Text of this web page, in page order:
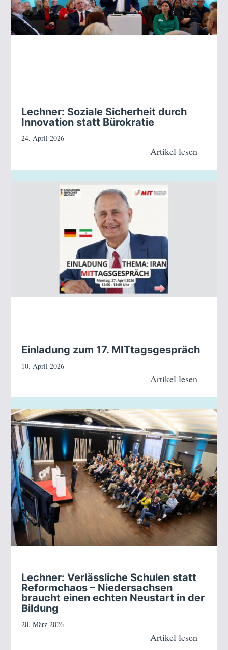
Lechner: Soziale Sicherheit durch
Innovation statt Bürokratie
24. April 2026
Artikel lesen
Einladung zum 17. MITtagsgespräch
10. April 2026
Artikel lesen
Lechner: Verlässliche Schulen statt
Reformchaos – Niedersachsen
braucht einen echten Neustart in der
Bildung
20. März 2026
Artikel lesen